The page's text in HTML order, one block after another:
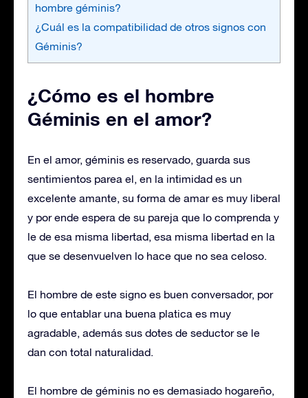
hombre géminis?
¿Cuál es la compatibilidad de otros signos con
Géminis?
¿Cómo es el hombre
Géminis en el amor?
En el amor, géminis es reservado, guarda sus
sentimientos parea el, en la intimidad es un
excelente amante, su forma de amar es muy liberal
y por ende espera de su pareja que lo comprenda y
le de esa misma libertad, esa misma libertad en la
que se desenvuelven lo hace que no sea celoso.
El hombre de este signo es buen conversador, por
lo que entablar una buena platica es muy
agradable, además sus dotes de seductor se le
dan con total naturalidad.
El hombre de géminis no es demasiado hogareño,